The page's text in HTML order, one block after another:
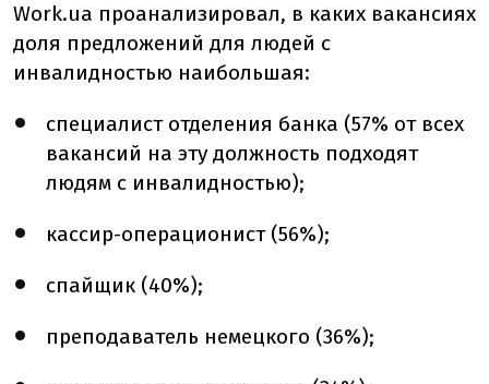
Work.ua проанализировал, в каких вакансиях
доля предложений для людей с
инвалидностью наибольшая:
специалист отделения банка (57% от всех
вакансий на эту должность подходят
людям с инвалидностью);
кассир-операционист (56%);
спайщик (40%);
преподаватель немецкого (36%);